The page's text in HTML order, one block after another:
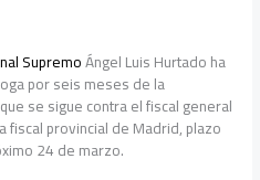
SupremoÁngel Luis Hurtado ha
por seis meses de la
se sigue contra el fiscal general
fiscal provincial de Madrid, plazo
24 de marzo.